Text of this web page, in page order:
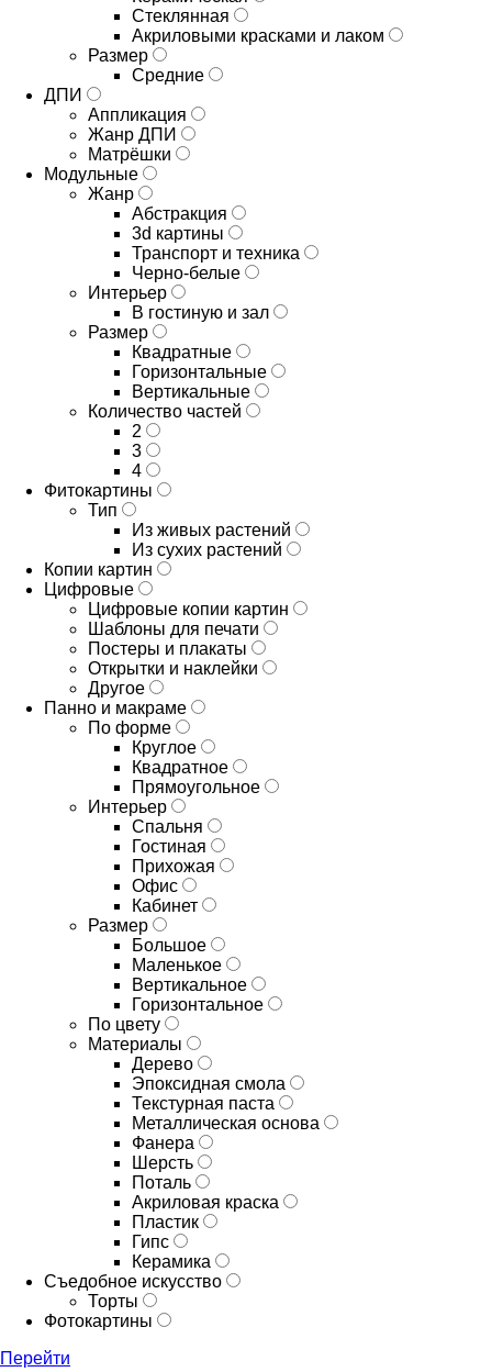
Стеклянная
Акриловыми красками и лаком
Размер
Средние
ДПИ
Аппликация
Жанр ДПИ
Матрёшки
Модульные
Жанр
Абстракция
3d картины
Транспорт и техника
Черно-белые
Интерьер
В гостиную и зал
Размер
Квадратные
Горизонтальные
Вертикальные
Количество частей
2
3
4
Фитокартины
Тип
Из живых растений
Из сухих растений
Копии картин
Цифровые
Цифровые копии картин
Шаблоны для печати
Постеры и плакаты
Открытки и наклейки
Другое
Панно и макраме
По форме
Круглое
Квадратное
Прямоугольное
Интерьер
Спальня
Гостиная
Прихожая
Офис
Кабинет
Размер
Большое
Маленькое
Вертикальное
Горизонтальное
По цвету
Материалы
Дерево
Эпоксидная смола
Текстурная паста
Металлическая основа
Фанера
Шерсть
Поталь
Акриловая краска
Пластик
Гипс
Керамика
Съедобное искусство
Торты
Фотокартины
Перейти